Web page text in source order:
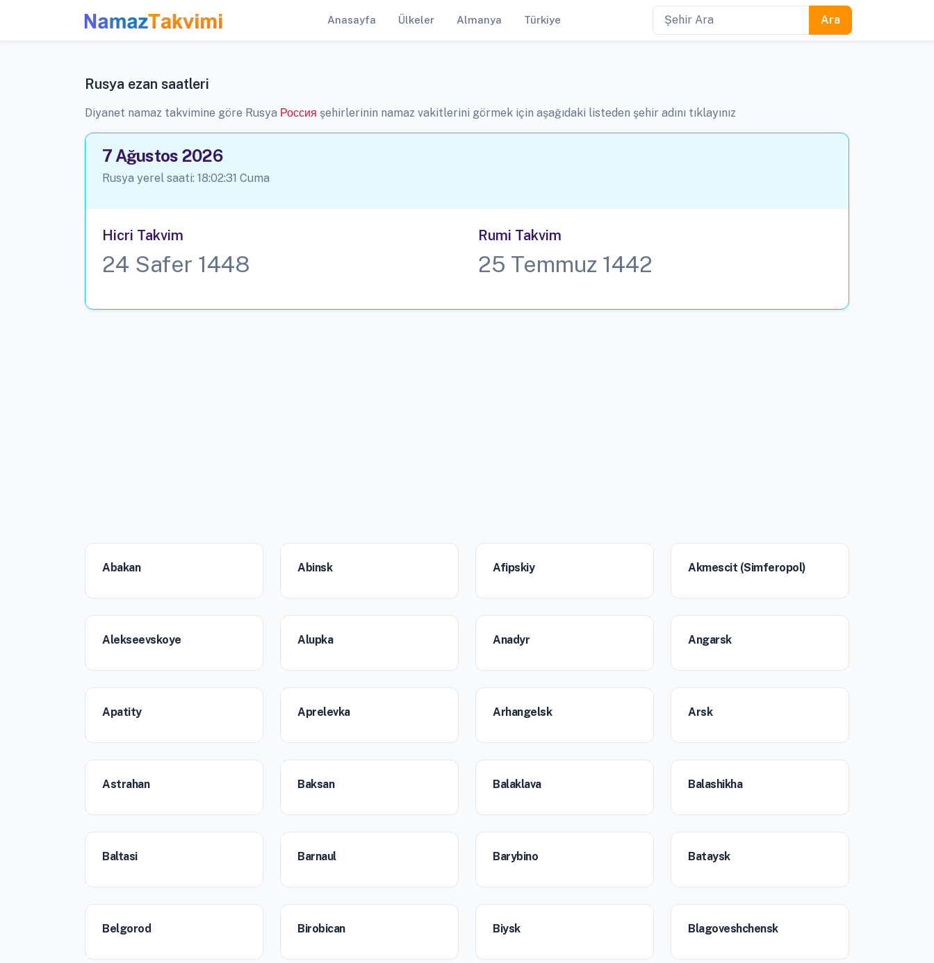
Anasayfa Ülkeler Almanya Türkiye
Rusya ezan saatleri
Diyanet namaz takvimine göre Rusya Россия şehirlerinin namaz vakitlerini görmek için aşağıdaki listeden şehir adını tıklayınız
7 Ağustos 2026
Rusya yerel saati: 18:02:32 Cuma
Hicri Takvim
24 Safer 1448
Rumi Takvim
25 Temmuz 1442
Abakan Abinsk Afipskiy Akmescit (Simferopol)
Alekseevskoye Alupka Anadyr Angarsk
Apatity Aprelevka Arhangelsk Arsk
Astrahan Baksan Balaklava Balashikha
Baltasi Barnaul Barybino Bataysk
Belgorod Birobican Biysk Blagoveshchensk